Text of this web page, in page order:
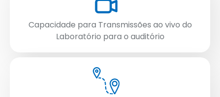
Capacidade para Transmissões ao vivo do
Laboratório para o auditório